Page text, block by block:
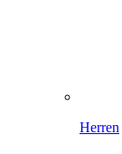
Herren